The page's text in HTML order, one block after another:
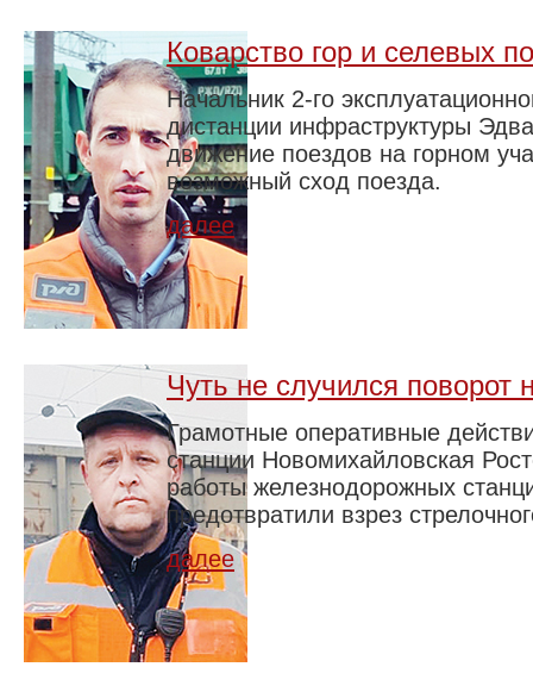
Коварство гор и селевых
Начальник 2-го
дистанции инфраструктуры
движение поездов на горном
возможный сход поезда.
далее
Чуть не случился поворот
Грамотные оперативные
станции Новомихайловская
работы железнодорожных
предотвратили взрез
далее